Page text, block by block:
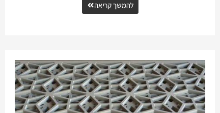
להמשך קריאה